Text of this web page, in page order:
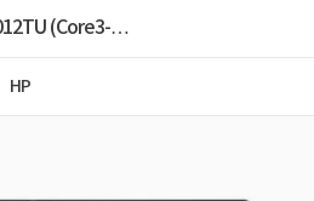
(Core3-
HP